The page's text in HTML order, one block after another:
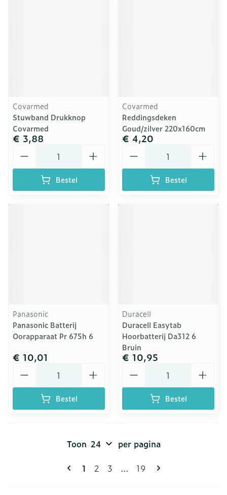
Covarmed
Stuwband Drukknop
Covarmed
€ 3,88
Bestel
Covarmed
Reddingsdeken
Goud/zilver 220x160cm
€ 4,20
Bestel
Panasonic
Panasonic Batterij
Oorapparaat Pr 675h 6
€ 10,01
Bestel
Duracell
Duracell Easytab
Hoorbatterij Da312 6
Bruin
€ 10,95
Bestel
Pagina's
U lees momenteel pagina
1 Pagina
2 Pagina
3 ... Pagina
19
Toon per pagina